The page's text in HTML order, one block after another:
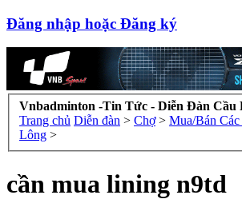
Đăng nhập hoặc Đăng ký
Vnbadminton -Tin Tức - Diễn Đàn Cầu
Trang chủ Diễn đàn > Chợ > Mua/Bán Các
Lông >
cần mua lining n9td